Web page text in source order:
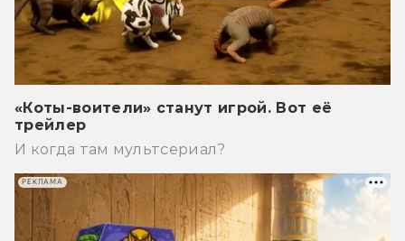
«Коты-воители» станут игрой. Вот её
трейлер
И когда там мультсериал?
РЕКЛАМА